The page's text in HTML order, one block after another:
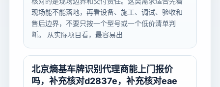
现场能不能落地，再看设备、施工、调试、验收和
售后边界，不要只按一个型号或一个低价清单判
断。 从实际项目看，最容易出
北京熵基车牌识别代理商能上门报价
吗，补充核对d2837e，补充核对eae